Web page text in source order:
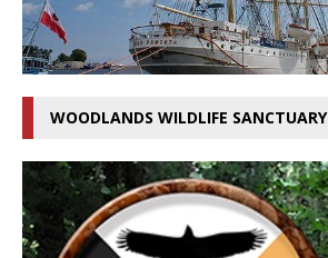
WOODLANDS WILDLIFE SANCTUARY